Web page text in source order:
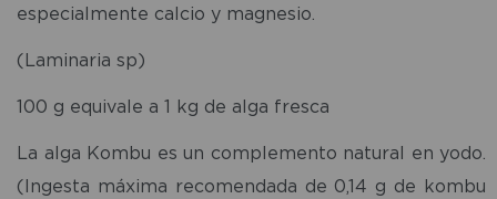
especialmente calcio y magnesio.
(Laminaria sp)
100 g equivale a 1 kg de alga fresca
La alga Kombu es un complemento natural en yodo.
(Ingesta máxima recomendada de 0,14 g de kombu